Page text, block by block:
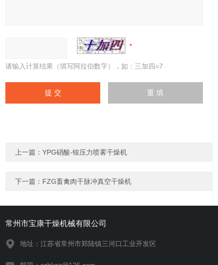
请输入计算结果（填写阿拉伯数字），如：三加四=7
上一篇：YPG硝酸-铵压力喷雾干燥机
下一篇： FZG畜禽肉干脉冲真空干燥机
常州市宝康干燥机械有限公司
地址：江苏省常州市郑陆镇三河口工业开发区